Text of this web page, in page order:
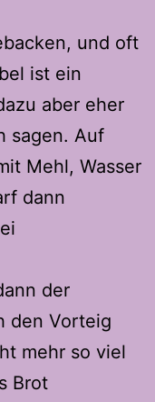
und oft
ist ein
aber eher
sagen. Auf
Mehl, Wasser
dann
der
den Vorteig
mehr so viel
Brot